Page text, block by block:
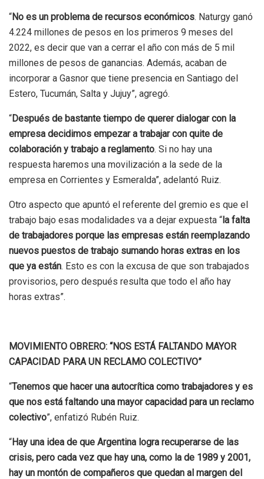
“No es un problema de recursos económicos. Naturgy ganó
4.224 millones de pesos en los primeros 9 meses del
2022, es decir que van a cerrar el año con más de 5 mil
millones de pesos de ganancias. Además, acaban de
incorporar a Gasnor que tiene presencia en Santiago del
Estero, Tucumán, Salta y Jujuy”, agregó.
“Después de bastante tiempo de querer dialogar con la
empresa decidimos empezar a trabajar con quite de
colaboración y trabajo a reglamento. Si no hay una
respuesta haremos una movilización a la sede de la
empresa en Corrientes y Esmeralda”, adelantó Ruiz.
Otro aspecto que apuntó el referente del gremio es que el
trabajo bajo esas modalidades va a dejar expuesta “la falta
de trabajadores porque las empresas están reemplazando
nuevos puestos de trabajo sumando horas extras en los
que ya están. Esto es con la excusa de que son trabajados
provisorios, pero después resulta que todo el año hay
horas extras”.
MOVIMIENTO OBRERO: “NOS ESTÁ FALTANDO MAYOR
CAPACIDAD PARA UN RECLAMO COLECTIVO”
“Tenemos que hacer una autocrítica como trabajadores y es
que nos está faltando una mayor capacidad para un reclamo
colectivo”, enfatizó Rubén Ruiz.
“Hay una idea de que Argentina logra recuperarse de las
crisis, pero cada vez que hay una, como la de 1989 y 2001,
hay un montón de compañeros que quedan al margen del